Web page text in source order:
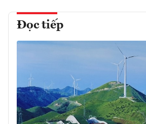
Đọc tiếp